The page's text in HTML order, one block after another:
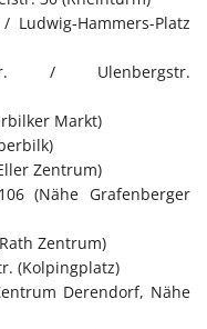
Ludwig-Hammers-Platz
/ Ulenbergstr.
Markt)
Zentrum)
(Nähe Grafenberger
Zentrum)
(Kolpingplatz)
Derendorf, Nähe